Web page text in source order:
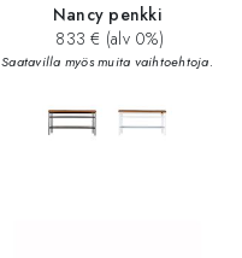
Nancy penkki
833 € (alv 0%)
Saatavilla myös muita vaihtoehtoja.